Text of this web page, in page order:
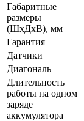
Габаритные
размеры
(ШхДхВ), мм
Гарантия
Датчики
Диагональ
Длительность
работы на одном
заряде
аккумулятора